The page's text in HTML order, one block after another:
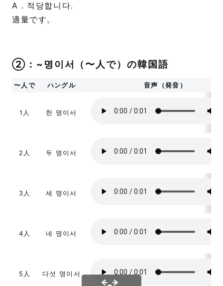
A．적당합니다.
適量です。
②：~명이서（〜人で）の韓国語
〜人で ハングル 音声（発音）
1人 한 명이서
2人 두 명이서
3人 세 명이서
4人 네 명이서
5人 다섯 명이서